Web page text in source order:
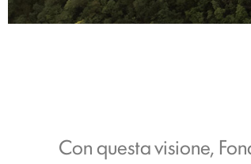
Con questa visione,